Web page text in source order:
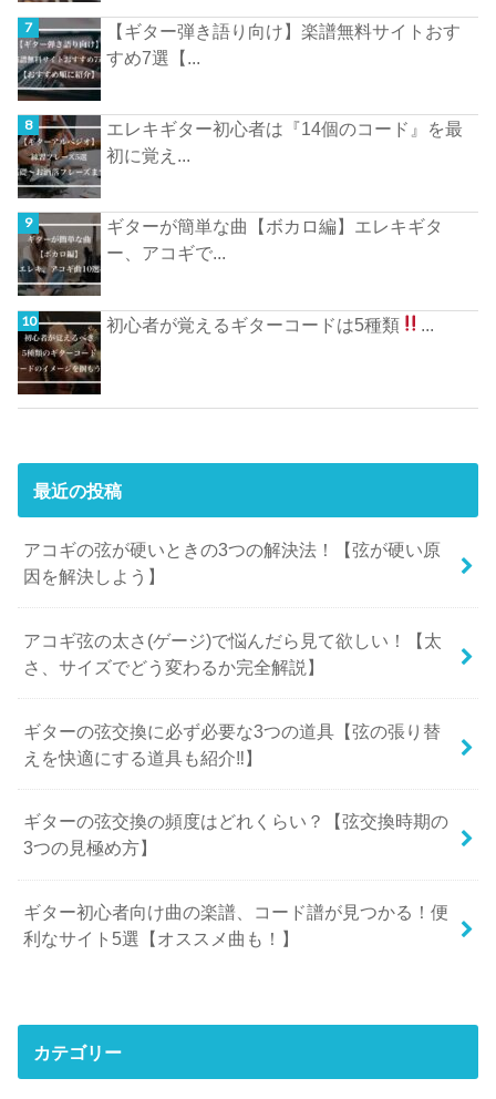
【ギター弾き語り向け】楽譜無料サイトおす
すめ7選【...
エレキギター初心者は『14個のコード』を最
初に覚え...
ギターが簡単な曲【ボカロ編】エレキギタ
ー、アコギで...
初心者が覚えるギターコードは5種類 ...
最近の投稿
アコギの弦が硬いときの3つの解決法！【弦が硬い原
因を解決しよう】
アコギ弦の太さ(ゲージ)で悩んだら見て欲しい！【太
さ、サイズでどう変わるか完全解説】
ギターの弦交換に必ず必要な3つの道具【弦の張り替
えを快適にする道具も紹介‼︎】
ギターの弦交換の頻度はどれくらい？【弦交換時期の
3つの見極め方】
ギター初心者向け曲の楽譜、コード譜が見つかる！便
利なサイト5選【オススメ曲も！】
カテゴリー